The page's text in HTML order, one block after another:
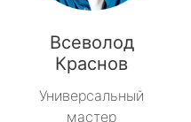
Всеволод
Краснов
Универсальный
мастер